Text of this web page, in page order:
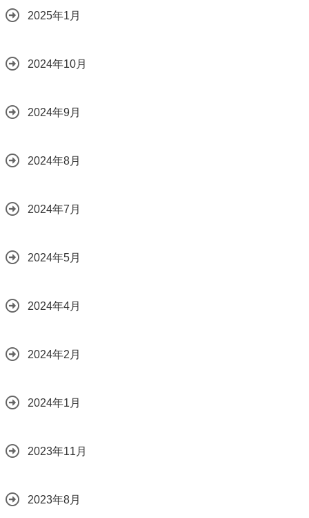
2025年1月
2024年10月
2024年9月
2024年8月
2024年7月
2024年5月
2024年4月
2024年2月
2024年1月
2023年11月
2023年8月